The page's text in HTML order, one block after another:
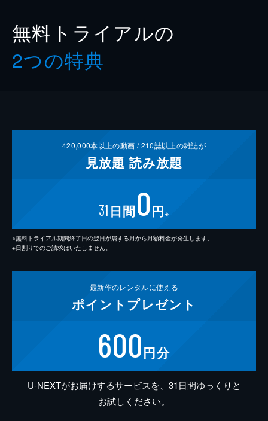
無料トライアルの
2つの特典
420,000本以上の動画 /210誌以上の雑誌が
見放題 読み放題
31 日間0円 ※
※無料トライアル期間終了日の翌日が属する月から月額料金が発生します。
※日割りでのご請求はいたしません。
最新作のレンタルに使える
ポイント プレゼント
600円分
U-NEXTがお届けするサービスを、31日間ゆっくりと
お試しください。